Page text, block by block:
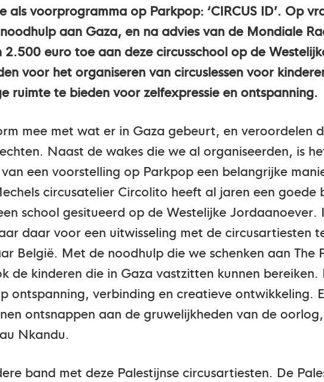
voorprogramma op Parkpop: ‘CIRCUS ID’. Op
aan Gaza, en na advies van de Mondiale
euro toe aan deze circusschool op de
voor het organiseren van circuslessen voor
ruimte te bieden voor zelfexpressie en ontspanning.
mee met wat er in Gaza gebeurt, en veroordelen
Naast de wakes die we al organiseerden, is
een voorstelling op Parkpop een belangrijke
circusatelier Circolito heeft al jaren een goede
school gesitueerd op de Westelijke
daar voor een uitwisseling met de circusartiesten
België. Met de noodhulp die we schenken aan The
de kinderen die in Gaza vastzitten kunnen bereiken.
ontspanning, verbinding en creatieve ontwikkeling.
ontsnappen aan de gruwelijkheden van de
Nkandu.
band met deze Palestijnse circusartiesten. De